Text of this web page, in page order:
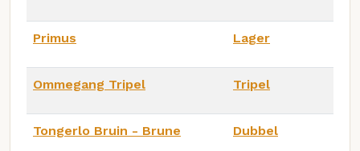
Primus Lager
Ommegang Tripel Tripel
Tongerlo Bruin - Brune Dubbel